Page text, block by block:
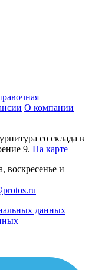
О компании
со склада в
9. На карте
воскресенье и
данных